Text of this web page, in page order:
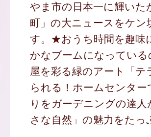
やま市の日本一に輝いた
町」の大ニュースをケ
す。★おうち時間を趣味
かなブームになってい
屋を彩る緑のアート「
られる！ホームセンタ
りをガーデニングの達
さな自然」の魅力をた